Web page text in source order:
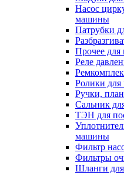
Насос
машины
Патрубки
Прочее
Реле
Ролики
Ручки,
Сальник
ТЭН для
машины
Фильтр
Фильтры
Шланги